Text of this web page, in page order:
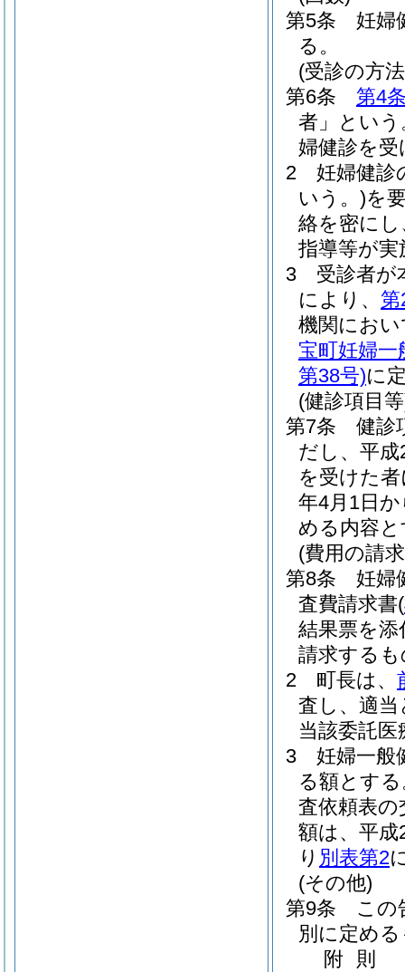
第5条
妊婦
る。
(受診の方
第6条
第4
者」という
婦健診を
2
妊婦健診
いう。)を
絡を密に
指導等が
3
受診者が
により、 第
機関にお
宝町妊婦一
第38号)に
(健診項目
第7条
健診
だし、平
を受けた
年4月1日
める内容
(費用の請
第8条
妊婦
査費請求書(
結果票を
請求する
2
町長は、
査し、適
当該委託
3
妊婦一般
る額とす
査依頼表
額は、平成
り 別表第2
(その他)
第9条
この
別に定め
附 則